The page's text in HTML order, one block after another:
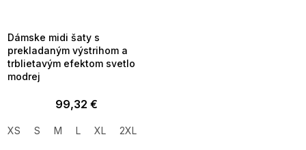
Dámske midi šaty s
prekladaným výstrihom a
trblietavým efektom svetlo
modrej
99,32 €
XS S M L XL 2XL